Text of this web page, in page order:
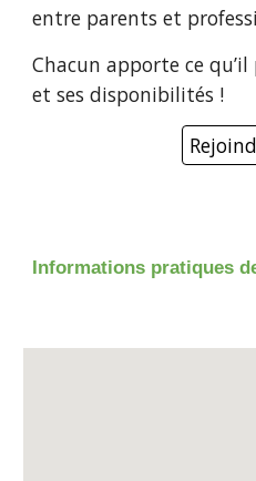
entre parents et
Chacun apporte ce
et ses disponibilités !
Informations pratiques